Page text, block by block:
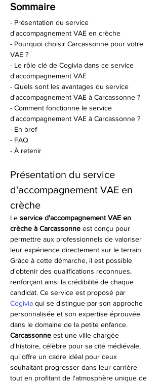
Sommaire
- Présentation du service
d'accompagnement VAE en crèche
- Pourquoi choisir Carcassonne pour votre
VAE ?
- Le rôle clé de Cogivia dans ce service
d'accompagnement VAE
- Quels sont les avantages du service
d'accompagnement VAE à Carcassonne ?
- Comment fonctionne le service
d'accompagnement VAE à Carcassonne ?
- En bref
- FAQ
- À retenir
Présentation du service
d'accompagnement VAE en
crèche
Le service d'accompagnement VAE en
crèche à Carcassonne est conçu pour
permettre aux professionnels de valoriser
leur expérience directement sur le terrain.
Grâce à cette démarche, il est possible
d'obtenir des qualifications reconnues,
renforçant ainsi la crédibilité de chaque
candidat. Ce service est proposé par
Cogivia qui se distingue par son approche
personnalisée et son expertise éprouvée
dans le domaine de la petite enfance.
Carcassonne est une ville chargée
d'histoire, célèbre pour sa cité médiévale,
qui offre un cadre idéal pour ceux
souhaitant progresser dans leur carrière
tout en profitant de l'atmosphère unique de